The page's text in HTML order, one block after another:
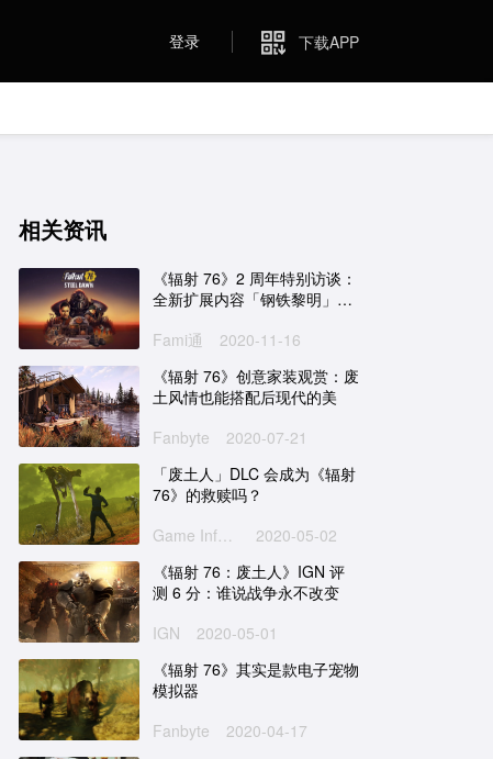
登录 下载APP
相关资讯
《辐射 76》2 周年特别访谈：
全新扩展内容「钢铁黎明」已
Fami通
2020-11-16
《辐射 76》创意家装观赏：废
土风情也能搭配后现代的美
Fanbyte
2020-07-21
「废土人」DLC 会成为《辐射
76》的救赎吗？
Game Informer
2020-05-02
《辐射 76：废土人》IGN 评
测 6 分：谁说战争永不改变
IGN
2020-05-01
《辐射 76》其实是款电子宠物
模拟器
Fanbyte
2020-04-17